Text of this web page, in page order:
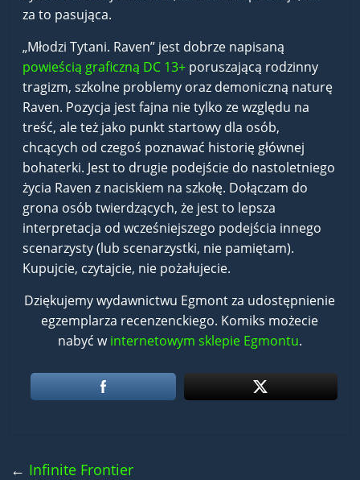
za to pasująca.
„Młodzi Tytani. Raven” jest dobrze napisaną
powieścią graficzną DC 13+ poruszającą rodzinny
tragizm, szkolne problemy oraz demoniczną naturę
Raven. Pozycja jest fajna nie tylko ze względu na
treść, ale też jako punkt startowy dla osób,
chcących od czegoś poznawać historię głównej
bohaterki. Jest to drugie podejście do nastoletniego
życia Raven z naciskiem na szkołę. Dołączam do
grona osób twierdzących, że jest to lepsza
interpretacja od wcześniejszego podejścia innego
scenarzysty (lub scenarzystki, nie pamiętam).
Kupujcie, czytajcie, nie pożałujecie.
Dziękujemy wydawnictwu Egmont za udostępnienie
egzemplarza recenzenckiego. Komiks możecie
nabyć winternetowym sklepie Egmontu.
← Infinite Frontier